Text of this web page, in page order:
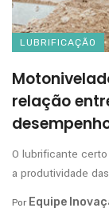
LUBRIFICAÇÃO
relação
O lubrificante
a produtividade
Por Equipe